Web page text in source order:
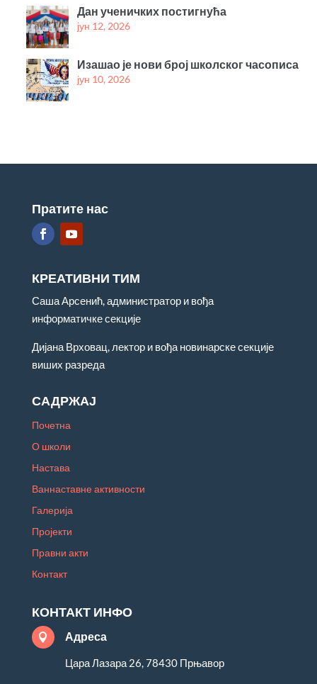
Дан ученичких постигнућа
јун 12, 2026
Изашао је нови број школског часописа
јун 10, 2026
Пратите нас
КРЕАТИВНИ ТИМ
Саша Арсенић, администратор и вођа
информатичке секције
Дијана Врховац, лектор и вођа новинарске секције
виших разреда
САДРЖАЈ
Почетна
О школи
Настава
Ваннаставне активности
Галерија
Пројекти
Правни акти
Контакт
КОНТАКТ ИНФО
 Адреса
Цара Лазара 26, 78430 Прњавор